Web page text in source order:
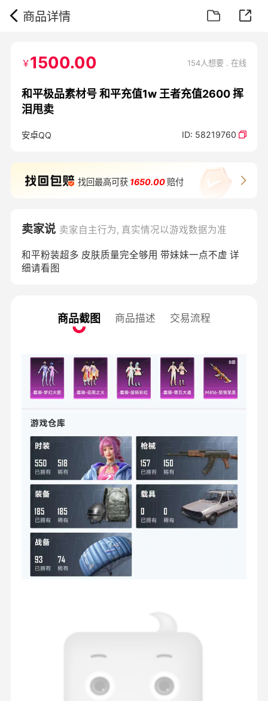
商品详情
￥1500.00 154人想要 . 在线
和平极品素材号 和平充值1w 王者充值2600 挥
泪甩卖
安卓QQ ID: 58219760
找回最高可获 1650.00 赔付
卖家说 卖家自主行为, 真实情况以游戏数据为准
和平粉装超多 皮肤质量完全够用 带妹妹一点不虚 详
细请看图
商品截图 商品描述 交易流程